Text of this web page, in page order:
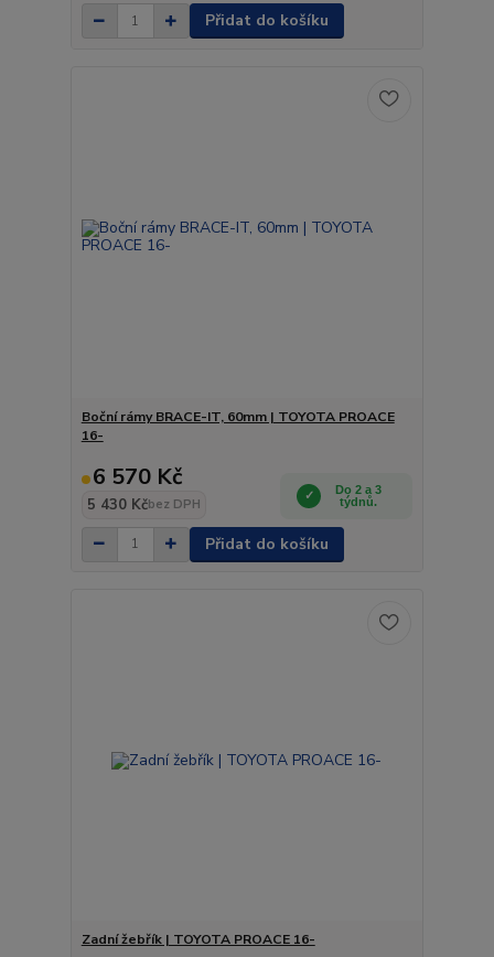
Přidat do košíku
Boční rámy BRACE-IT, 60mm | TOYOTA PROACE
16-
6 570 Kč
5 430 Kčbez DPH
Do 2 a 3
týdnů.
Přidat do košíku
Zadní žebřík | TOYOTA PROACE 16-